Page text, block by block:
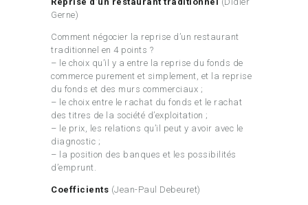
Gerne)
Comment négocier la reprise d’un restaurant
traditionnel en 4 points ?
– le choix qu’il y a entre la reprise du fonds de
commerce purement et simplement, et la reprise
du fonds et des murs commerciaux ;
– le choix entre le rachat du fonds et le rachat
des titres de la société d’exploitation ;
– le prix, les relations qu’il peut y avoir avec le
diagnostic ;
– la position des banques et les possibilités
d’emprunt.
Coefficients (Jean-Paul Debeuret)